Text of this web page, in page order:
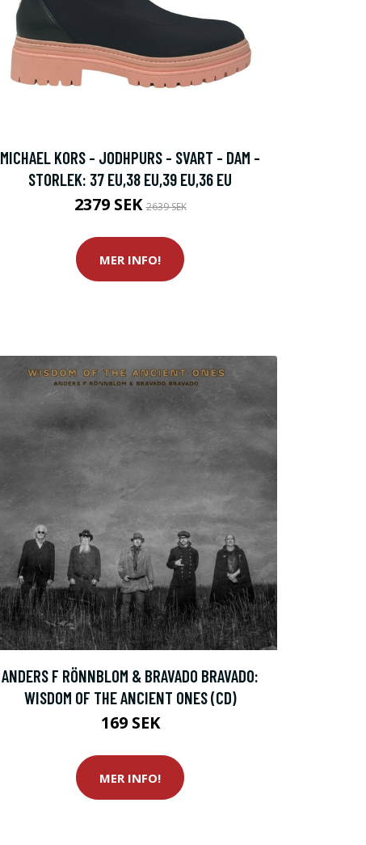
MICHAEL KORS - JODHPURS - SVART - DAM -
STORLEK: 37 EU,38 EU,39 EU,36 EU
2379 SEK2639 SEK
MER INFO!
ANDERS F RÖNNBLOM & BRAVADO BRAVADO:
WISDOM OF THE ANCIENT ONES (CD)
169 SEK
MER INFO!